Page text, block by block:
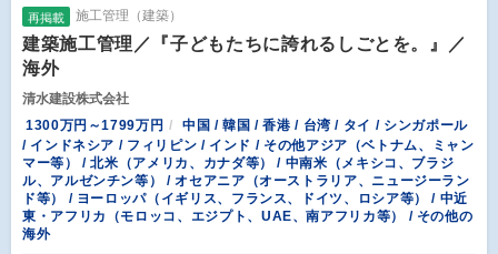
再掲載 施工管理（建築）
建築施工管理／『子どもたちに誇れるしごとを。』／
海外
清水建設株式会社
1300万円～1799万円
中国 / 韓国 / 香港 / 台湾 / タイ / シンガポール
/ インドネシア / フィリピン / インド / その他アジア（ベトナム、ミャン
マー等） / 北米（アメリカ、カナダ等） / 中南米（メキシコ、ブラジ
ル、アルゼンチン等） / オセアニア（オーストラリア、ニュージーラン
ド等） / ヨーロッパ（イギリス、フランス、ドイツ、ロシア等） / 中近
東・アフリカ（モロッコ、エジプト、UAE、南アフリカ等） / その他の
海外